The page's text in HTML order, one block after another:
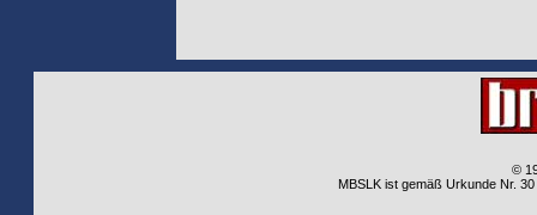
©
MBSLK ist gemäß Urkunde Nr.